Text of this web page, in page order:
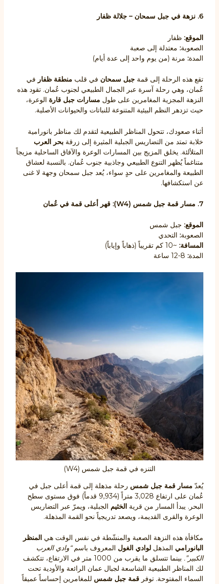
6. نزهة في جبل سمحان – جلالة ظفار
الموقع: ظفار
الصعوبة: معتدلة إلى صعبة
المدة: مرنة (من يوم واحد إلى عدة أيام)
تقع هذه الرحلة إلى قمة جبل سمحان في قلب منطقة ظفار في
عُمان، وهي رحلة آسرة عبر الجمال الطبيعي لجنوب عُمان. تقود هذه
النزهة المجزية المغامرين على طول مسارات جبل قارة الوعرة،
حيث تزدهر النظم البيئية المتنوعة للنباتات والحيوانات الأصلية.
أثناء صعودك، تتحول المناظر الطبيعية لتقدم لك مناظر بانورامية
خلابة تمتد من التضاريس الجبلية المثيرة إلى زرقة بحر العرب
المتلألئة. يخلق المزيج بين المسارات الوعرة والآفاق الساحلية مزيجاً
متناغماً يُظهر التنوع الطبيعي وجاذبية جنوب عُمان. بالنسبة لعشاق
الطبيعة والمغامرين على حدٍ سواء، يُعد جبل سمحان وجهة لا غنى
عن استكشافها.
7. مسار قمة جبل شمس (W4): قهر أعلى قمة في عُمان
الموقع: جبل شمس
الصعوبة: التحدي
المسافة: ~10 كم تقريباً (ذهاباً وإياباً)
المدة:
التنزه في قمة جبل شمس (W4)
يُعدّ مسار قمة جبل شمس رحلة مذهلة إلى قمة أعلى جبل في
عُمان على ارتفاع 3,028 متراً (9,934 قدماً) فوق مستوى سطح
البحر. يبدأ المسار من قرية الخثيم الجبلية، ويمرّ عبر التضاريس
الوعرة والقرى القديمة، ويصعد تدريجياً نحو القمة المذهلة.
مكافأة هذه النزهة الصعبة والمنشّطة في نفس الوقت هي المنظر
البانورامي المذهل لوادي الغول المعروف باسم“وادي العرب
الكبير”.
بينما تتسلق ما يقرب من 1000 متر في الارتفاع، تتكشف
لك المناظر الطبيعية الشاسعة لجبال عمان الرائعة والأودية تحت
السماء المفتوحة. توفر قمة جبل شمس للمغامرين إحساساً عميقاً